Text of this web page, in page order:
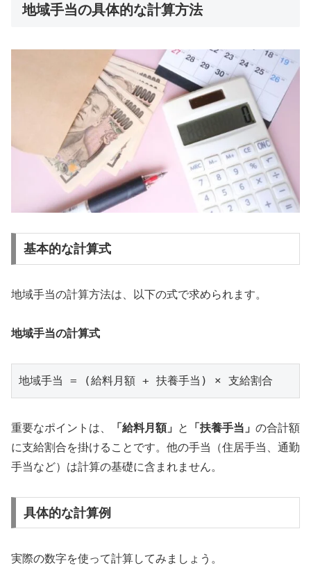
地域手当の具体的な計算方法
基本的な計算式
地域手当の計算方法は、以下の式で求められます。
地域手当の計算式
重要なポイントは、 「給料月額」 と 「扶養手当」 の合計額
に支給割合を掛けることです。他の手当（住居手当、通勤
手当など）は計算の基礎に含まれません。
具体的な計算例
実際の数字を使って計算してみましょう。